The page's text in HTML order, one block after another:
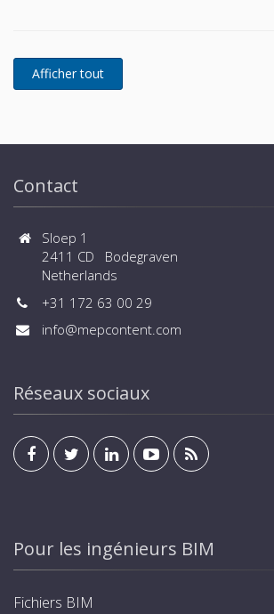
Contact
Sloep 1
2411 CD Bodegraven
Netherlands
+31 172 63 00 29
info@mepcontent.com
Réseaux sociaux
Pour les ingénieurs BIM
Fichiers BIM